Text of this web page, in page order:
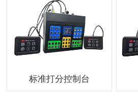
标准打分控制台